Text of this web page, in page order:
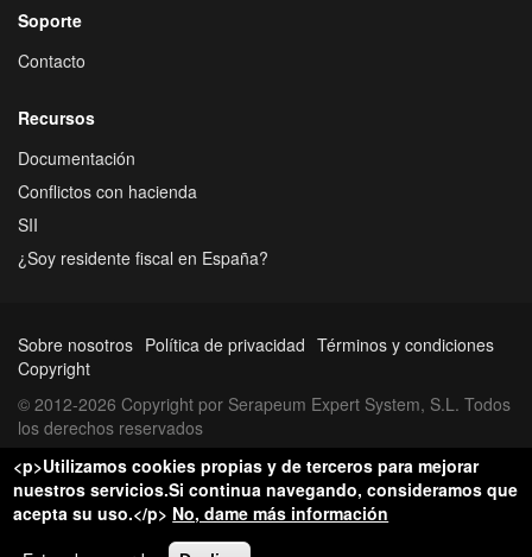
Soporte
Contacto
Recursos
Documentación
Conflictos con hacienda
SII
¿Soy residente fiscal en España?
Sobre nosotros Política de privacidad Términos y condiciones
Copyright
© 2012-2026 Copyright por Serapeum Expert System, S.L. Todos
los derechos reservados
<p>Utilizamos cookies propias y de terceros para mejorar
nuestros servicios.Si continua navegando, consideramos que
acepta su uso.</p> No, dame más información